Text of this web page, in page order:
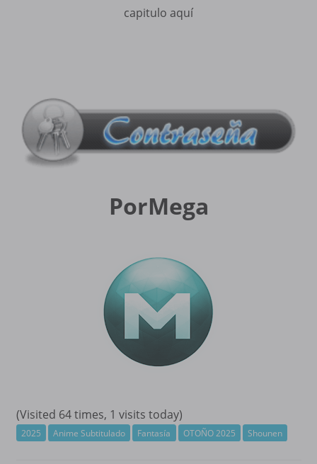
capitulo aquí
PorMega
(Visited 64 times, 1 visits today)
2025 Anime Subtitulado Fantasía OTOÑO 2025 Shounen